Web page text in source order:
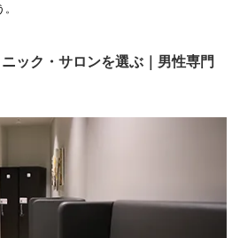
ック・サロンを選ぶ｜男性専門